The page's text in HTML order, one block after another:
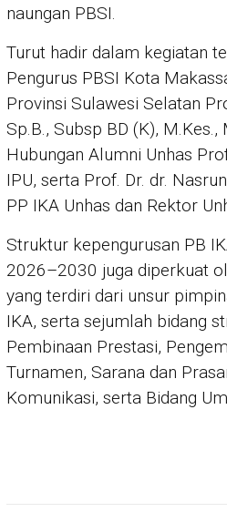
naungan PBSI.
Turut hadir dalam kegiatan
Pengurus PBSI Kota
Provinsi Sulawesi Selatan
Sp.B., Subsp BD (K), M.Kes.,
Hubungan Alumni Unhas
IPU, serta Prof. Dr. dr.
PP IKA Unhas dan Rektor
Struktur kepengurusan PB
2026–2030 juga diperkuat
yang terdiri dari unsur
IKA, serta sejumlah bidang
Pembinaan Prestasi,
Turnamen, Sarana dan
Komunikasi, serta Bidang